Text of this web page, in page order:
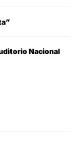
Nacional